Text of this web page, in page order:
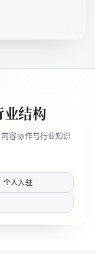
业结构
容协作与行业知识
个人入驻